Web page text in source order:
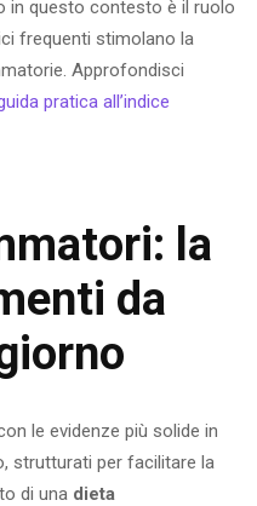
in questo contesto è il ruolo
frequenti stimolano la
Approfondisci
pratica all’indice
la
da
le evidenze più solide in
strutturati per facilitare la
di una dieta